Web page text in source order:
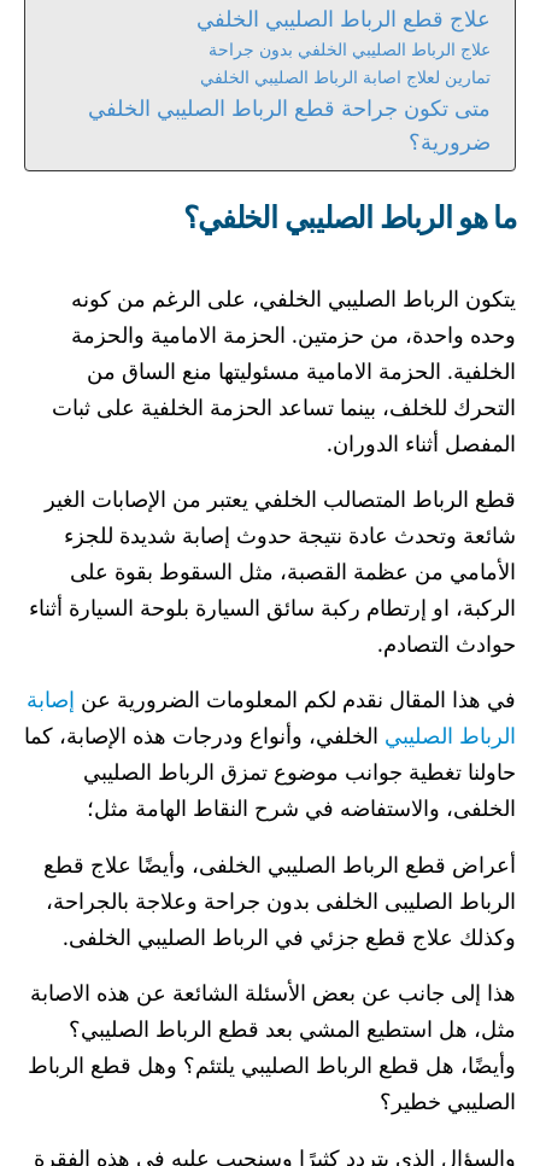
علاج قطع الرباط الصليبي الخلفي
علاج الرباط الصليبي الخلفي بدون جراحة
تمارين لعلاج اصابة الرباط الصليبي الخلفي
متى تكون جراحة قطع الرباط الصليبي الخلفي
ضرورية؟
ما هو الرباط الصليبي الخلفي؟
يتكون الرباط الصليبي الخلفي، على الرغم من كونه
وحده واحدة، من حزمتين. الحزمة الامامية والحزمة
الخلفية. الحزمة الامامية مسئوليتها منع الساق من
التحرك للخلف، بينما تساعد الحزمة الخلفية على ثبات
المفصل أثناء الدوران.
قطع الرباط المتصالب الخلفي يعتبر من الإصابات الغير
شائعة وتحدث عادة نتيجة حدوث إصابة شديدة للجزء
الأمامي من عظمة القصبة، مثل السقوط بقوة على
الركبة، او إرتطام ركبة سائق السيارة بلوحة السيارة أثناء
حوادث التصادم.
في هذا المقال نقدم لكم المعلومات الضرورية عن إصابة
الرباط الصليبي الخلفي، وأنواع ودرجات هذه الإصابة، كما
حاولنا تغطية جوانب موضوع تمزق الرباط الصليبي
الخلفى، والاستفاضه في شرح النقاط الهامة مثل؛
أعراض قطع الرباط الصليبي الخلفى، وأيضًا علاج قطع
الرباط الصليبى الخلفى بدون جراحة وعلاجة بالجراحة،
وكذلك علاج قطع جزئي في الرباط الصليبي الخلفى.
هذا إلى جانب عن بعض الأسئلة الشائعة عن هذه الاصابة
مثل، هل استطيع المشي بعد قطع الرباط الصليبي؟
وأيضًا، هل قطع الرباط الصليبي يلتئم؟ وهل قطع الرباط
الصليبي خطير؟
والسؤال الذي يتردد كثيرًا وسنجيب عليه في هذه الفقرة